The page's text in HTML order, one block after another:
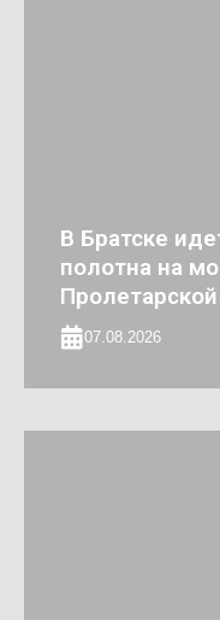
В Братске
полотна на
07.08.2026